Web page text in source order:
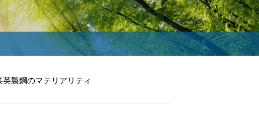
英製鋼のマテリアリティ
IRニュース
電子公告